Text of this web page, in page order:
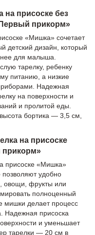
на присоске без
прикорм»
«Мишка» сочетает
детский дизайн, который
для малыша.
тарелку, ребенку
питанию, а низкие
Надежная
на поверхности и
и пролитой еды.
бортика — 3,5 см,
на присоске
прикорм»
присоске «Мишка»
позволяют удобно
овощи, фрукты или
полноценный
мишки делает процесс
Надежная присоска
и уменьшает
тарелки — 20 см в